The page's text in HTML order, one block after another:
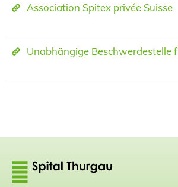
Association Spitex privée Suisse
Unabhängige Beschwerdestelle